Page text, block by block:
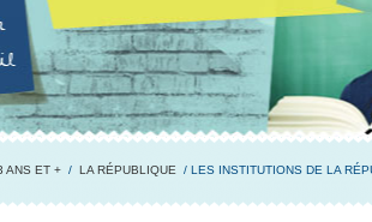
ANS ET + / LA RÉPUBLIQUE / LES INSTITUTIONS DE LA